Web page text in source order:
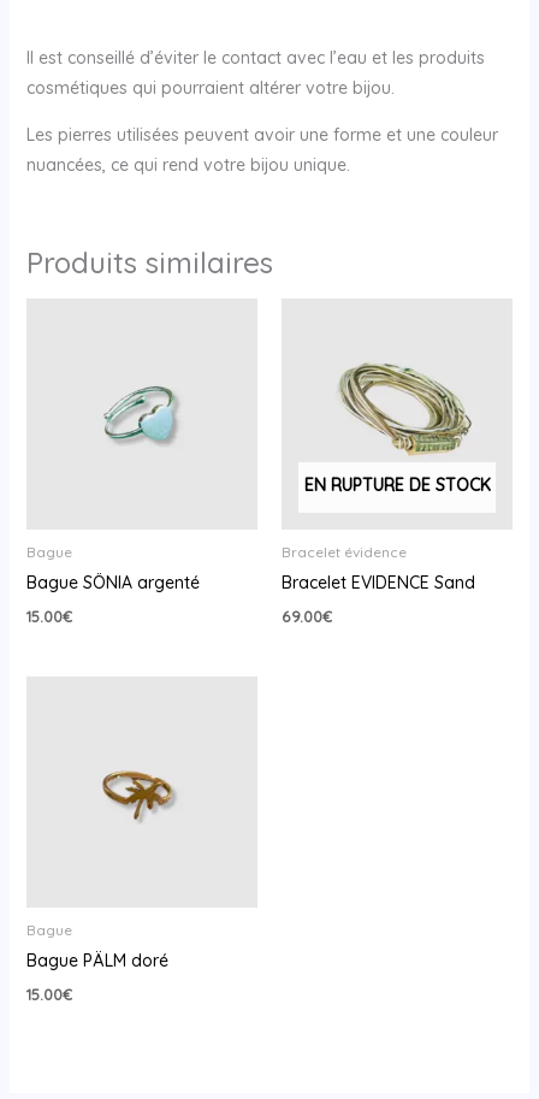
Il est conseillé d’éviter le contact avec l’eau et les produits
cosmétiques qui pourraient altérer votre bijou.
Les pierres utilisées peuvent avoir une forme et une couleur
nuancées, ce qui rend votre bijou unique.
Produits similaires
Bague
Bague SÖNIA argenté
15.00€
EN RUPTURE DE STOCK
Bracelet évidence
Bracelet EVIDENCE Sand
69.00€
Bague
Bague PÄLM doré
15.00€